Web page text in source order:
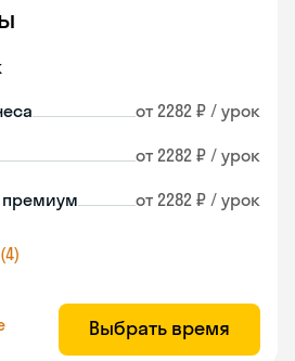
от 2282 ₽ / урок
от 2282 ₽ / урок
от 2282 ₽ / урок
Выбрать время